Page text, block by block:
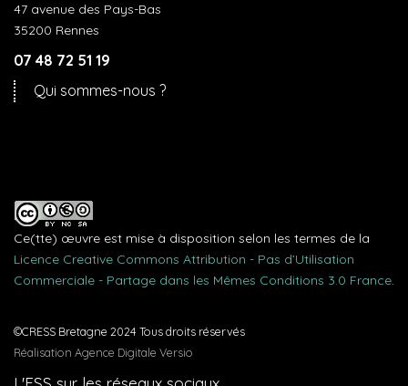
47 avenue des Pays-Bas
35200 Rennes
07 48 72 51 19
Qui sommes-nous ?
Ce(tte) œuvre est mise à disposition selon les termes de la
Licence Creative Commons Attribution - Pas d’Utilisation
Commerciale - Partage dans les Mêmes Conditions 3.0 France.
©CRESS Bretagne 2024 Tous droits réservés
Réalisation Agence Digitale Versio